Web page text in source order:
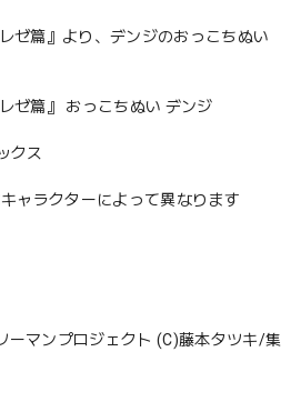
ゼ篇』より、デンジのおっこちぬい
ゼ篇』 おっこちぬい デンジ
クス
ラクターによって異なります
ーマンプロジェクト (C)藤本タツキ/集